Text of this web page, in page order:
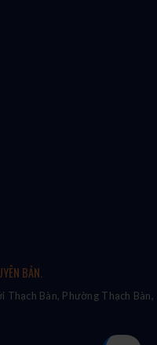
BẢN.
Bàn, Phường Thạch Bàn,